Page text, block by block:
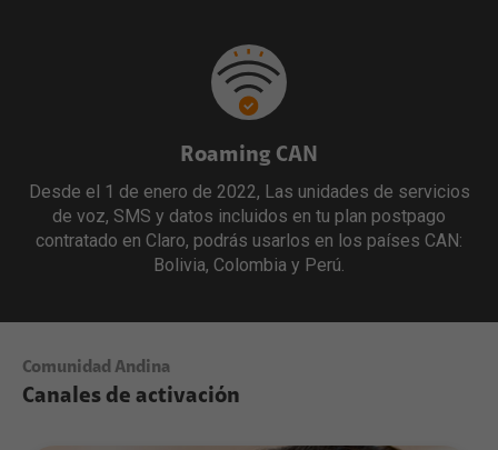
Roaming CAN
Desde el 1 de enero de 2022, Las unidades de servicios
de voz, SMS y datos incluidos en tu plan postpago
contratado en Claro, podrás usarlos en los países CAN:
Bolivia, Colombia y Perú.
Comunidad Andina
Canales de activación